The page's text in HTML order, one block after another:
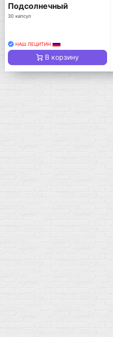
Подсолнечный
30 капсул
НАШ ЛЕЦИТИН
В корзину